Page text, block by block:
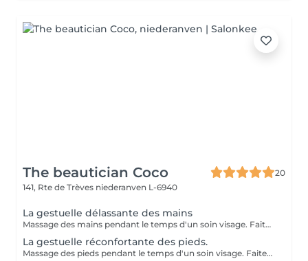
The beautician Coco
20
141, Rte de Trèves niederanven L-6940
La gestuelle délassante des mains
Massage des mains pendant le temps d'un soin visage. Faites vous plaisir en rajoutant ce petit plus à votre soin visage pour une relaxation intense.
La gestuelle réconfortante des pieds.
Massage des pieds pendant le temps d'un soin visage. Faites vous plaisir en rajoutant ce petit plus à votre soin visage pour une relaxation intense.